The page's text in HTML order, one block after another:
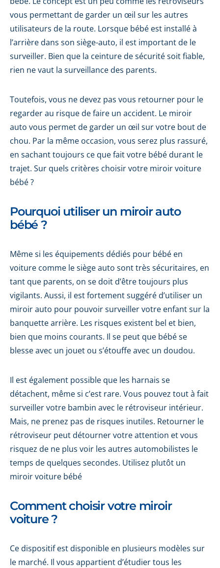
vous permettant de garder un œil sur les autres
utilisateurs de la route. Lorsque bébé est installé à
l’arrière dans son siège-auto, il est important de le
surveiller. Bien que la ceinture de sécurité soit fiable,
rien ne vaut la surveillance des parents.
Toutefois, vous ne devez pas vous retourner pour le
regarder au risque de faire un accident. Le miroir
auto vous permet de garder un œil sur votre bout de
chou. Par la même occasion, vous serez plus rassuré,
en sachant toujours ce que fait votre bébé durant le
trajet. Sur quels critères choisir votre miroir voiture
bébé ?
Pourquoi utiliser un miroir auto
bébé ?
Même si les équipements dédiés pour bébé en
voiture comme le siège auto sont très sécuritaires, en
tant que parents, on se doit d’être toujours plus
vigilants. Aussi, il est fortement suggéré d’utiliser un
miroir auto pour pouvoir surveiller votre enfant sur la
banquette arrière. Les risques existent bel et bien,
bien que moins courants. Il se peut que bébé se
blesse avec un jouet ou s’étouffe avec un doudou.
Il est également possible que les harnais se
détachent, même si c’est rare. Vous pouvez tout à fait
surveiller votre bambin avec le rétroviseur intérieur.
Mais, ne prenez pas de risques inutiles. Retourner le
rétroviseur peut détourner votre attention et vous
risquez de ne plus voir les autres automobilistes le
temps de quelques secondes. Utilisez plutôt un
miroir voiture bébé
Comment choisir votre miroir
voiture ?
Ce dispositif est disponible en plusieurs modèles sur
le marché. Il vous appartient d’étudier tous les